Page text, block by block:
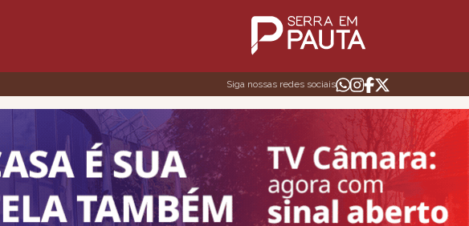
Siga nossas redes sociais